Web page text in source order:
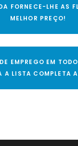
FORNECE-LHE AS
MELHOR PREÇO!
EMPREGO EM
A LISTA COMPLETA